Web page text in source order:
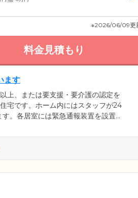
※2026/06/09更
料金見積もり
ます
上、または要支援・要介護の認定を
宅です。ホーム内にはスタッフが24
。各居室には緊急通報装置を設置し
ごとや、健康についてのお悩みとい